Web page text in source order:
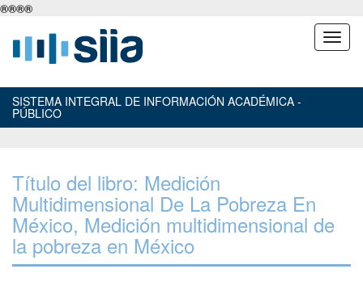
®®®®
SISTEMA INTEGRAL DE INFORMACIÓN ACADÉMICA -
PÚBLICO
Título del libro: Medición
Multidimensional De La Pobreza En
México, Medición multidimensional de
la pobreza en México